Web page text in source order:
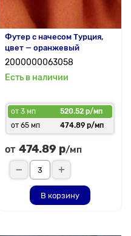
Футер с начесом Турция,
цвет — оранжевый
2000000063058
Есть в наличии
от 3 мп
520.52 р/мп
от 65 мп
474.89 р/мп
от 474.89 р/мп
В корзину